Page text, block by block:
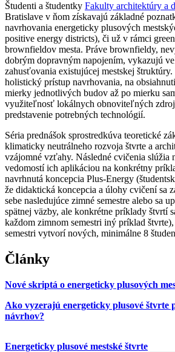
Študenti a študentky Fakulty architektúry a
Bratislave v ňom získavajú základné
navrhovania energeticky plusových
positive energy districts), či už v rámci
brownfieldov mesta. Práve brownfieldy,
dobrým dopravným napojením, vykazujú
zahusťovania existujúcej mestskej
holistický prístup navrhovania, na
mierky jednotlivých budov až po mierku
využiteľnosť lokálnych obnoviteľných
predstavenie potrebných technológií.
Séria prednášok sprostredkúva teoretické
klimaticky neutrálneho rozvoja štvrte a
vzájomné vzťahy. Následné cvičenia slúžia
vedomostí ich aplikáciou na konkrétny
navrhnutá koncepcia Plus-Energy
že didaktická koncepcia a úlohy cvičení sa
sebe nasledujúce zimné semestre alebo sa
spätnej väzby, ale konkrétne príklady štvrtí
každom zimnom semestri iný príklad
semestri vytvorí nových, minimálne 8
Články
Nové skriptá o energeticky plusových
Ako vyzerajú energeticky plusové štvrte
návrhov?
Energeticky plusové mestské štvrte